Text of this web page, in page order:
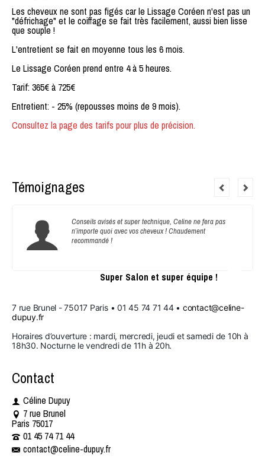
Les cheveux ne sont pas figés car le Lissage Coréen n'est pas un
"défrichage" et le coiffage se fait très facilement, aussi bien lisse
que souple !
L'entretient se fait en moyenne tous les 6 mois.
Le Lissage Coréen prend entre 4 à 5 heures.
Tarif: 365€ à 725€
Entretient: - 25% (repousses moins de 9 mois).
Consultez la page des tarifs pour plus de précision.
Témoignages
Conseils avisés et super technique, Celine ne fera pas
n’importe quoi avec vos cheveux ! Chaudement
recommandé !
Super Salon et super équipe !
7 rue Brunel - 75017 Paris • 01 45 74 71 44 • contact@celine-
dupuy.fr
Horaires d’ouverture : mardi, mercredi, jeudi et samedi de 10h à
18h30. Nocturne le vendredi de 11h à 20h.
Contact
Céline Dupuy
7 rue Brunel
Paris 75017
01 45 74 71 44 ​​
contact@celine-dupuy.fr